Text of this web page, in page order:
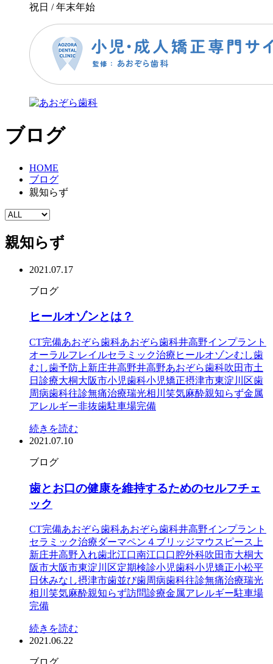
祝日 / 年末年始
ブログ
HOME
ブログ
親知らず
親知らず
2021.07.17
ブログ
ヒールオゾンとは？
CT完備あおぞら歯科あおぞら歯科井高野インプラント
オーラルフレイルセラミック治療 ヒールオゾンむし歯
むし歯予防 上新庄井高野井高野あおぞら歯科吹田市土
日診療大桐大阪市小児歯科小児矯正摂津市東淀川区歯
周病歯科往診無痛治療瑞光相川 笑気麻酔親知らず金属
アレルギー非抜歯駐車場完備
続きを読む
2021.07.10
ブログ
歯とお口の健康を維持するためのセルフチェ
ック
CT完備あおぞら歯科あおぞら歯科井高野インプラント
セラミック治療ダーマペン４ ブリッジマウスピース 上
新庄井高野 入れ歯北江口南江口口腔外科吹田市大桐大
阪市大阪市東淀川区定期検診小児歯科小児矯正小松平
日休みなし摂津市歯並び歯周病歯科往診無痛治療瑞光
相川 笑気麻酔親知らず訪問診療金属アレルギー駐車場
完備
続きを読む
2021.06.22